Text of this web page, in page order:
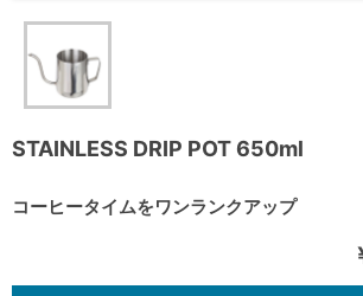
STAINLESS DRIP POT 650ml
コーヒータイムをワンランクアップ